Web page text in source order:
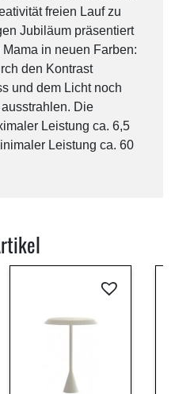
freien Lauf zu
Jubiläum präsentiert
in neuen Farben:
den Kontrast
und dem Licht noch
Die
Leistung ca. 6,5
Leistung ca. 60